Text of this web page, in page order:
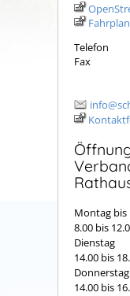
Telefon
Fax
Montag bis
8.00 bis
14.00 bis
Donnerstag
14.00 bis